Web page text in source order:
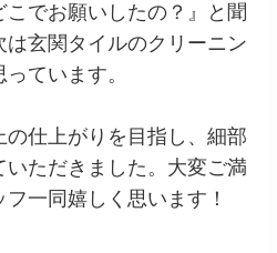
でお願いしたの？』と聞
玄関タイルのクリーニン
ています。
仕上がりを目指し、細部
いただきました。大変ご満
一同嬉しく思います！